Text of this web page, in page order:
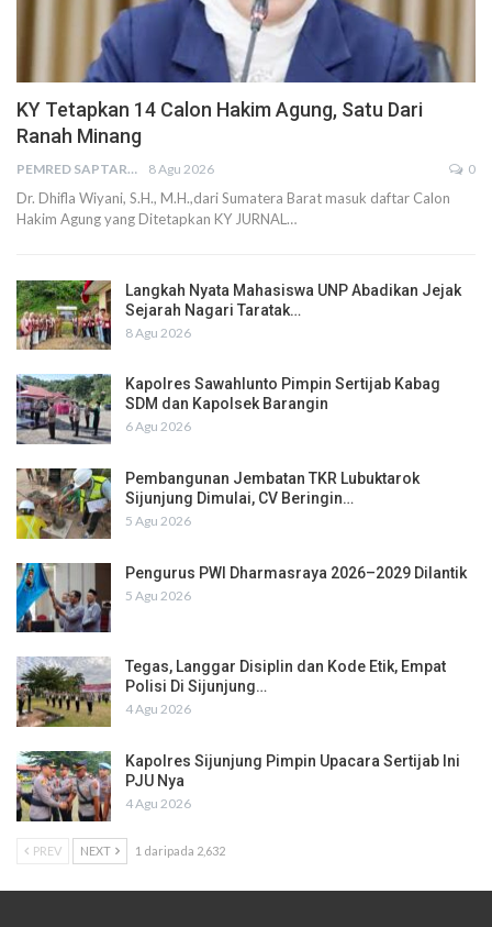
KY Tetapkan 14 Calon Hakim Agung, Satu Dari
Ranah Minang
PEMRED SAPTARIUS 8 Agu 2026 0
Dr. Dhifla Wiyani, S.H., M.H.,dari Sumatera Barat masuk daftar Calon
Hakim Agung yang Ditetapkan KY JURNAL…
Langkah Nyata Mahasiswa UNP Abadikan Jejak
Sejarah Nagari Taratak…
8 Agu 2026
Kapolres Sawahlunto Pimpin Sertijab Kabag
SDM dan Kapolsek Barangin
6 Agu 2026
Pembangunan Jembatan TKR Lubuktarok
Sijunjung Dimulai, CV Beringin…
5 Agu 2026
Pengurus PWI Dharmasraya 2026–2029 Dilantik
5 Agu 2026
Tegas, Langgar Disiplin dan Kode Etik, Empat
Polisi Di Sijunjung…
4 Agu 2026
Kapolres Sijunjung Pimpin Upacara Sertijab Ini
PJU Nya
4 Agu 2026
PREV NEXT 1 daripada 2,632